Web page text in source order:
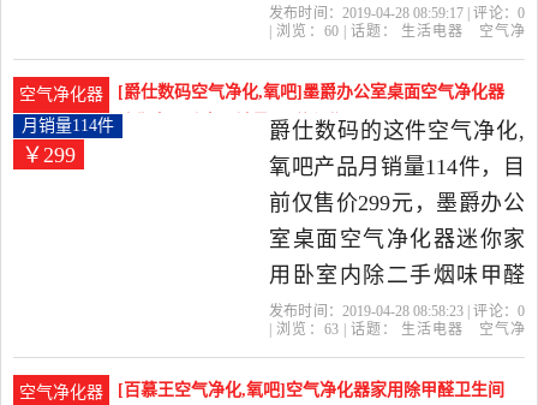
化器是2019年智净生活精
高的空气净化,氧吧，由江
苏 常州发货。
发布时间：2019-04-28 08:59:17 | 评论： 0
| 浏览： 60| 话题： 生活电器
空气净
空气净化器
[爵仕数码空气净化,氧吧]墨爵办公室桌面空气净化器
迷你家用卧室月销量114件仅售299元
￥299
月销量114件
爵仕数码的这件空气净化,
氧吧产品月销量114件，目
前仅售价299元，墨爵办公
室桌面空气净化器迷你家
用卧室内除二手烟味甲醛
小型绿植是2019年爵仕数
比很高的空气净化,氧吧，
发布时间：2019-04-28 08:58:23 | 评论： 0
| 浏览： 63| 话题： 生活电器
空气净
空气净化器
[百慕王空气净化,氧吧]空气净化器家用除甲醛卫生间